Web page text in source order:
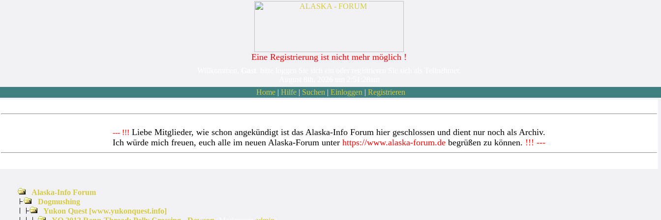
Eine Registrierung ist nicht mehr möglich !
Home| Hilfe| Suchen | Einloggen | Registrieren
--- !!! Liebe Mitglieder, wie schon angekündigt ist das Alaska-Info Forum hier geschlossen und dient nur noch als Archiv.
Ich würde mich freuen, euch alle im neuen Alaska-Forum unter https://www.alaska-forum.de begrüßen zu können. !!! ---
Alaska-Info Forum
Dogmushing
Yukon Quest [www.yukonquest.info]